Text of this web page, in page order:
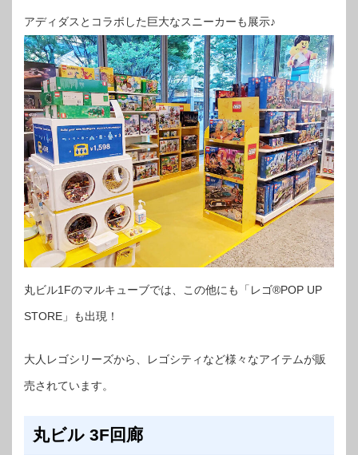
アディダスとコラボした巨大なスニーカーも展示♪
丸ビル1Fのマルキューブでは、この他にも「レゴ®︎POP UP
STORE」も出現！
大人レゴシリーズから、レゴシティなど様々なアイテムが販
売されています。
丸ビル 3F回廊